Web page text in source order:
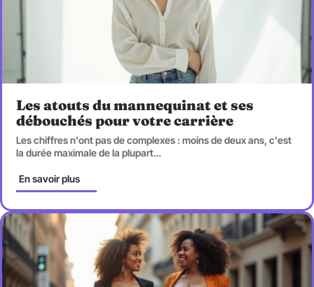
Les atouts du mannequinat et ses
débouchés pour votre carrière
Les chiffres n'ont pas de complexes : moins de deux ans, c'est
la durée maximale de la plupart…
En savoir plus